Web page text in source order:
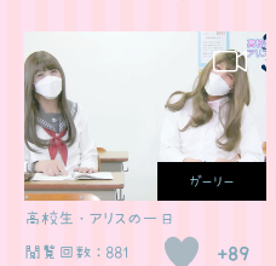
ガーリー
高校生・アリスの一日
閲覧回数：881
+89